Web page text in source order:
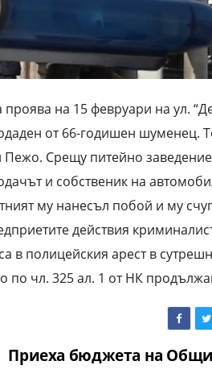
на 15 февруари на ул.
от 66-годишен шуменец.
Пежо. Срещу питейно
и собственик на
му нанесъл побой и му
действия
полицейския арест в
по чл. 325 ал. 1 от НК
Приеха бюджета на